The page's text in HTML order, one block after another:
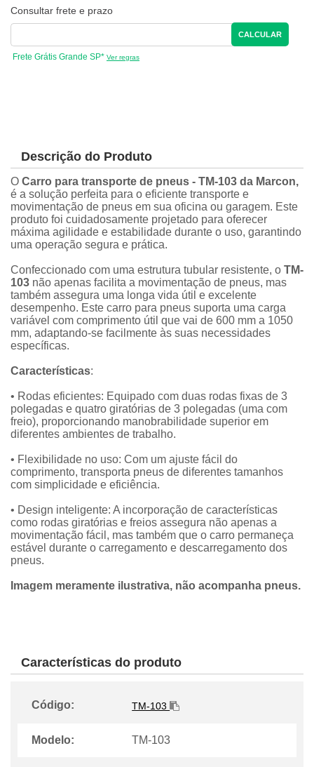
Consultar frete e prazo
CALCULAR
Frete Grátis Grande SP* Ver regras
Descrição do Produto
O Carro para transporte de pneus - TM-103 da Marcon,
é a solução perfeita para o eficiente transporte e
movimentação de pneus em sua oficina ou garagem. Este
produto foi cuidadosamente projetado para oferecer
máxima agilidade e estabilidade durante o uso, garantindo
uma operação segura e prática.
Confeccionado com uma estrutura tubular resistente, o TM-
103 não apenas facilita a movimentação de pneus, mas
também assegura uma longa vida útil e excelente
desempenho. Este carro para pneus suporta uma carga
variável com comprimento útil que vai de 600 mm a 1050
mm, adaptando-se facilmente às suas necessidades
específicas.
Características:
• Rodas eficientes: Equipado com duas rodas fixas de 3
polegadas e quatro giratórias de 3 polegadas (uma com
freio), proporcionando manobrabilidade superior em
diferentes ambientes de trabalho.
• Flexibilidade no uso: Com um ajuste fácil do
comprimento, transporta pneus de diferentes tamanhos
com simplicidade e eficiência.
• Design inteligente: A incorporação de características
como rodas giratórias e freios assegura não apenas a
movimentação fácil, mas também que o carro permaneça
estável durante o carregamento e descarregamento dos
pneus.
Imagem meramente ilustrativa, não acompanha pneus.
Características do produto
Código: TM-103
Modelo: TM-103